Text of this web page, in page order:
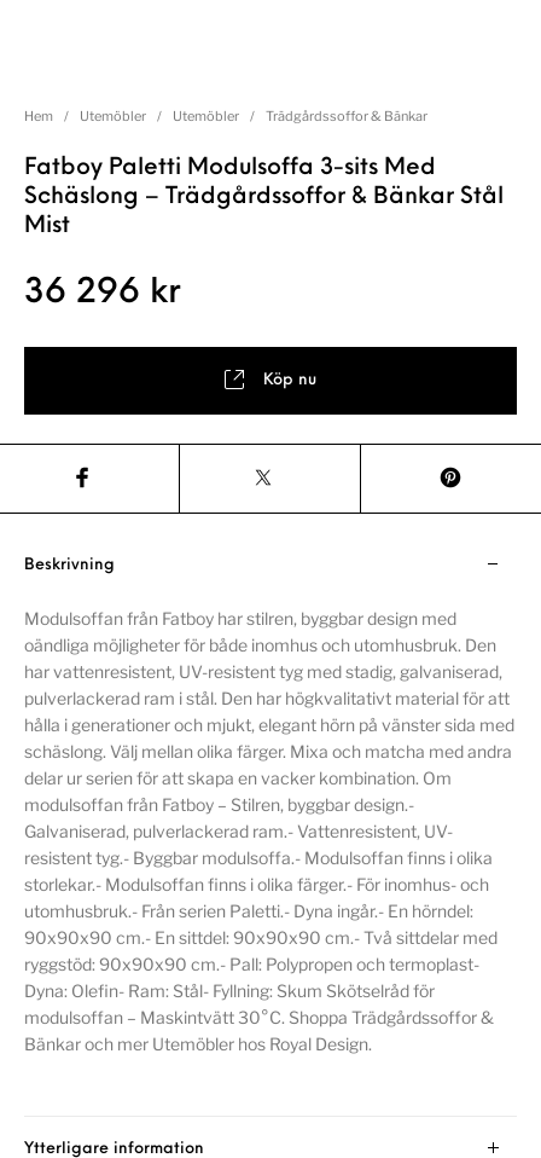
Hem / Utemöbler / Utemöbler / Trädgårdssoffor & Bänkar
Fatboy Paletti Modulsoffa 3-sits Med
Schäslong – Trädgårdssoffor & Bänkar Stål
Mist
36 296 kr
Köp nu
Beskrivning
Modulsoffan från Fatboy har stilren, byggbar design med
oändliga möjligheter för både inomhus och utomhusbruk. Den
har vattenresistent, UV-resistent tyg med stadig, galvaniserad,
pulverlackerad ram i stål. Den har högkvalitativt material för att
hålla i generationer och mjukt, elegant hörn på vänster sida med
schäslong. Välj mellan olika färger. Mixa och matcha med andra
delar ur serien för att skapa en vacker kombination. Om
modulsoffan från Fatboy – Stilren, byggbar design.-
Galvaniserad, pulverlackerad ram.- Vattenresistent, UV-
resistent tyg.- Byggbar modulsoffa.- Modulsoffan finns i olika
storlekar.- Modulsoffan finns i olika färger.- För inomhus- och
utomhusbruk.- Från serien Paletti.- Dyna ingår.- En hörndel:
90x90x90 cm.- En sittdel: 90x90x90 cm.- Två sittdelar med
ryggstöd: 90x90x90 cm.- Pall: Polypropen och termoplast-
Dyna: Olefin- Ram: Stål- Fyllning: Skum Skötselråd för
modulsoffan – Maskintvätt 30°C. Shoppa Trädgårdssoffor &
Bänkar och mer Utemöbler hos Royal Design.
Ytterligare information